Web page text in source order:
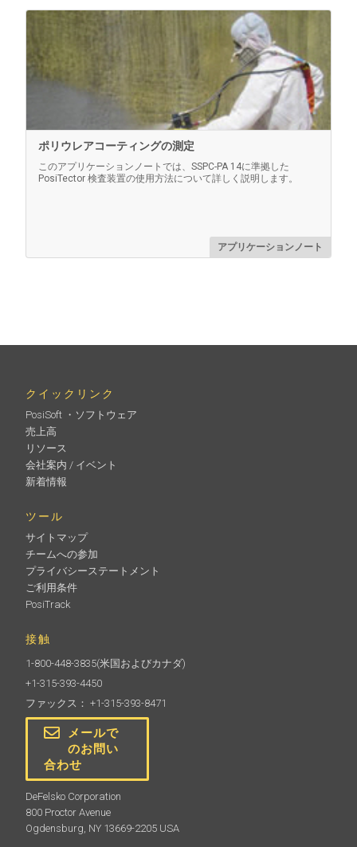
個セットおよびツール（PRBDPM PRBDPMIR対応
もっと詳しく
ベルトクリップ
PosiTector 用ベルトクリップ
ポリウレアコーティングの測定
このアプリケーションノートでは、SSPC-PA 14に準拠した
PosiTector 検査装置の使用方法について詳しく説明します。
アプリケーションノート
クイックリンク
PosiSoft ・ソフトウェア
売上高
リソース
会社案内 / イベント
新着情報
ツール
サイトマップ
チームへの参加
プライバシーステートメント
ご利用条件
PosiTrack
接触
1-800-448-3835(米国およびカナダ)
+1-315-393-4450
ファックス： +1-315-393-8471
メールで
のお問い
合わせ
DeFelsko Corporation
800 Proctor Avenue
Ogdensburg, NY 13669-2205 USA